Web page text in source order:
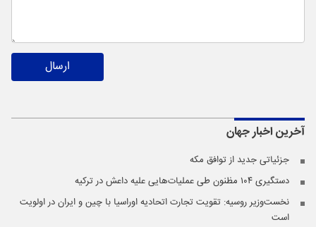
ارسال
آخرین اخبارجهان
جزئیاتی جدید از توافق مکه
دستگیری ۱۰۴ مظنون طی عملیات‌هایی علیه داعش در ترکیه
نخست‌وزیر روسیه:‌ تقویت تجارت اتحادیه اوراسیا با چین و ایران در اولویت
است